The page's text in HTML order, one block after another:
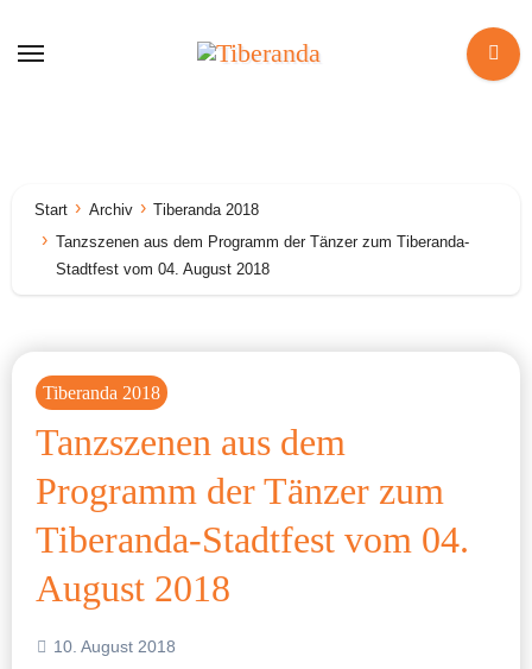
Inhalt
Start Archiv
Tiberanda 2018
Tanzszenen aus dem Programm der Tänzer zum Tiberanda-
Stadtfest vom 04. August 2018
Tiberanda 2018
Tanzszenen aus dem
Programm der Tänzer zum
Tiberanda-Stadtfest vom 04.
August 2018
10. August 2018